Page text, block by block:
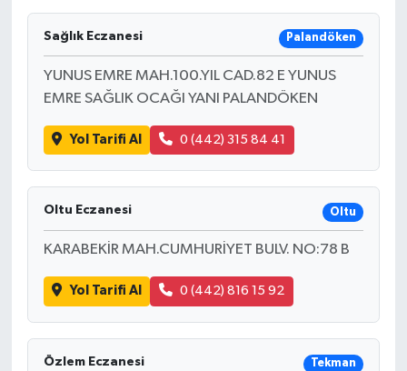
Sağlık Eczanesi Palandöken
YUNUS EMRE MAH.100.YIL CAD.82 E YUNUS
EMRE SAĞLIK OCAĞI YANI PALANDÖKEN
Yol Tarifi Al 0 (442) 315 84 41
Oltu Eczanesi Oltu
KARABEKİR MAH.CUMHURİYET BULV. NO:78 B
Yol Tarifi Al 0 (442) 816 15 92
Özlem Eczanesi Tekman